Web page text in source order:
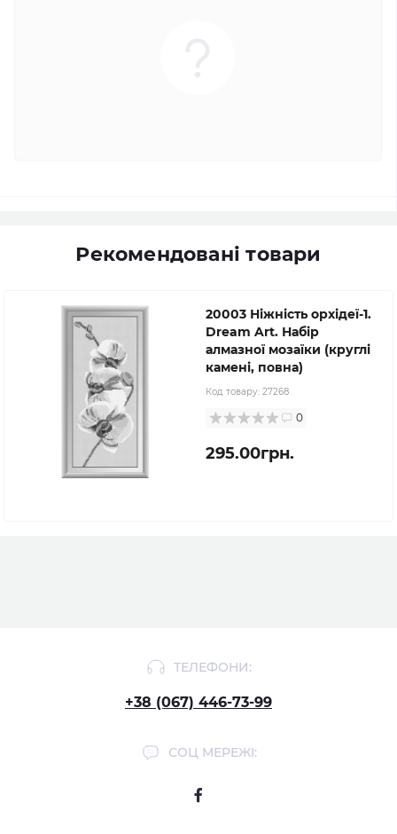
Рекомендовані товари
20003 Ніжність орхідеї-1.
Dream Art. Набір
алмазної мозаїки (круглі
камені, повна)
Код товару: 27268
0
295.00грн.
ТЕЛЕФОНИ:
+38 (067) 446-73-99
СОЦ МЕРЕЖІ: